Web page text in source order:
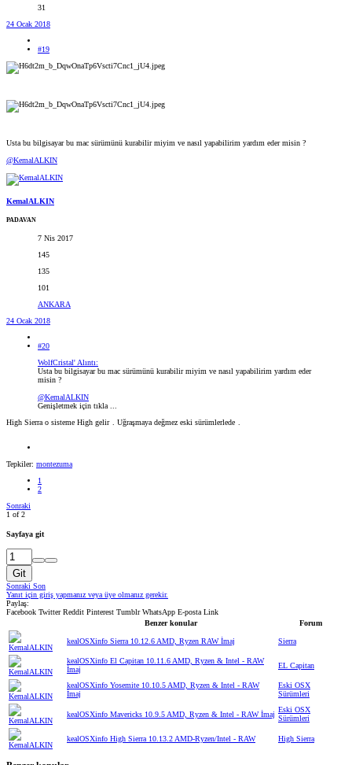
31
24 Ocak 2018
#19
Usta bu bilgisayar bu mac sürümünü kurabilir miyim ve nasıl yapabilirim yardım eder misin ?
@KemalALKIN
KemalALKIN
PADAVAN
7 Nis 2017
145
135
101
ANKARA
24 Ocak 2018
#20
WolfCristal' Alıntı:
Usta bu bilgisayar bu mac sürümünü kurabilir miyim ve nasıl yapabilirim yardım eder
misin ?
@KemalALKIN
Genişletmek için tıkla ...
High Sierra o sisteme High gelir . Uğraşmaya değmez eski sürümlerlede .
Tepkiler: montezuma
1
2
Sonraki
1 of 2
Sayfaya git
Git
Sonraki Son
Yanıt için giriş yapmanız veya üye olmanız gerekir.
Paylaş:
Facebook Twitter Reddit Pinterest Tumblr WhatsApp E-posta Link
Benzer konular
Forum
kealOSXinfo Sierra 10.12.6 AMD, Ryzen RAW İmaj Sierra
kealOSXinfo El Capitan 10.11.6 AMD, Ryzen & Intel - RAW
İmaj
EL Capitan
kealOSXinfo Yosemite 10.10.5 AMD, Ryzen & Intel - RAW
İmaj
Eski OSX
Sürümleri
kealOSXinfo Mavericks 10.9.5 AMD, Ryzen & Intel - RAW İmaj
Eski OSX
Sürümleri
kealOSXinfo High Sierra 10.13.2 AMD-Ryzen/Intel - RAW High Sierra